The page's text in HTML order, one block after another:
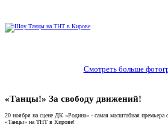
Смотреть больше
«Танцы!» За свободу движений!
20 ноября на сцене ДК «Родина» - самая масштабная
«Танцы» на ТНТ в Кирове!